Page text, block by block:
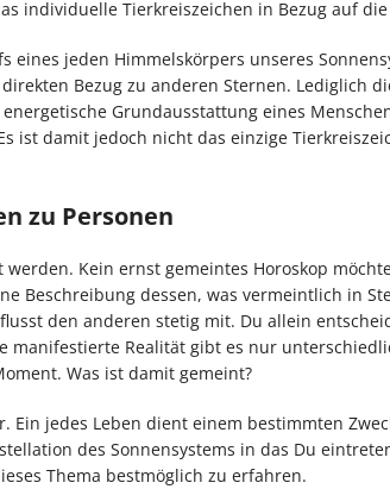
individuelle Tierkreiszeichen in Bezug auf die
jeden Himmelskörpers unseres
Bezug zu anderen Sternen. Lediglich
Grundausstattung eines
ist damit jedoch nicht das einzige
zu Personen
Kein ernst gemeintes Horoskop
Beschreibung dessen, was vermeintlich in
den anderen stetig mit. Du allein
manifestierte Realität gibt es nur
Was ist damit gemeint?
jedes Leben dient einem bestimmten
des Sonnensystems in das Du
Thema bestmöglich zu erfahren.